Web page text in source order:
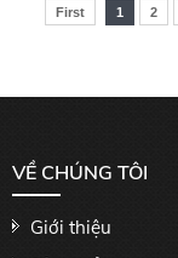
First 1 2
VỀ CHÚNG TÔI
Giới thiệu